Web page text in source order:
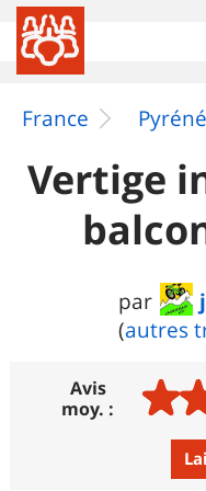
France
Vertige
par
(autres
Avis
moy. :